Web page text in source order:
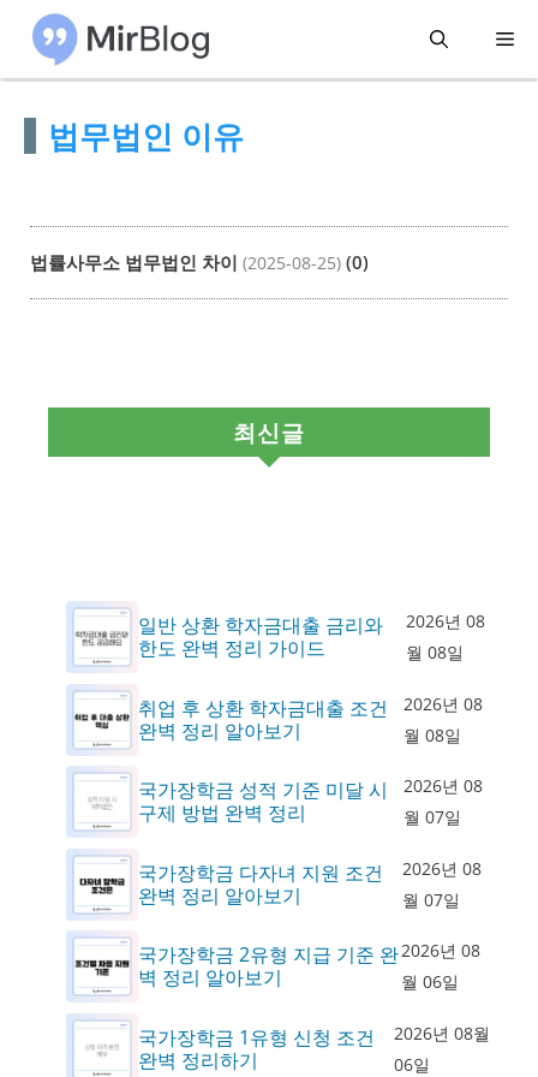
메
법무법인 이유
법률사무소 법무법인 차이 (2025-08-25) (0)
최신글
일반 상환 학자금대출 금리와
한도 완벽 정리 가이드
2026년 08
월 08일
취업 후 상환 학자금대출 조건
완벽 정리 알아보기
2026년 08
월 08일
국가장학금 성적 기준 미달 시
구제 방법 완벽 정리
2026년 08
월 07일
국가장학금 다자녀 지원 조건
완벽 정리 알아보기
2026년 08
월 07일
국가장학금 2유형 지급 기준 완
벽 정리 알아보기
2026년 08
월 06일
국가장학금 1유형 신청 조건
완벽 정리하기
2026년 08월
06일